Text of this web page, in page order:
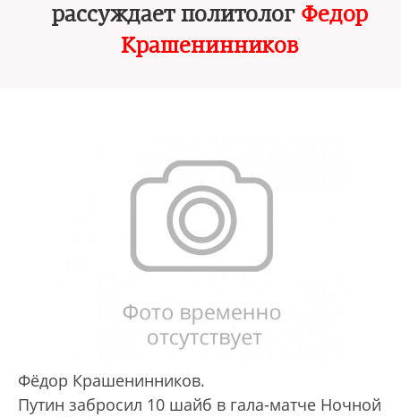
рассуждает политолог Федор
Крашенинников
Фёдор Крашенинников.
Путин забросил 10 шайб в гала-матче Ночной